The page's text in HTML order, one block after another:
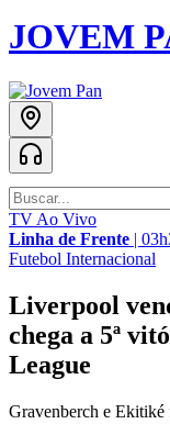
JOVEM
TV Ao Vivo
Linha de Frente |
Futebol Internacional
Liverpool
chega a 5ª
League
Gravenberch e Ekitiké